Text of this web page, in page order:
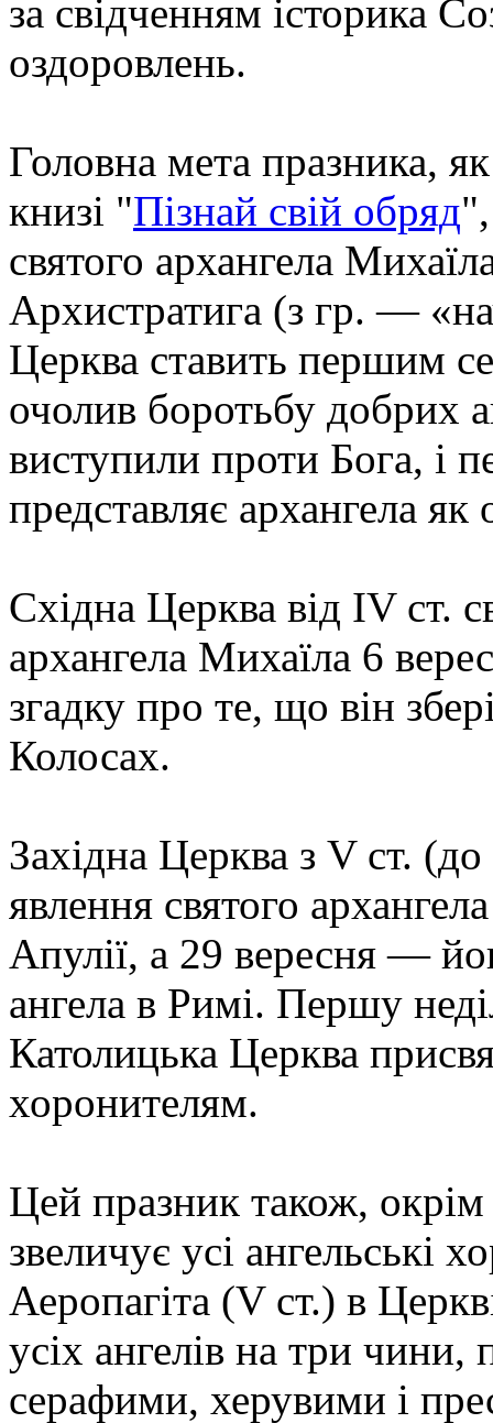
за свідченням історика
оздоровлень.
Головна мета празника,
книзі "Пізнай свій обряд
святого архангела
Архистратига (з гр. —
Церква ставить першим
очолив боротьбу добрих
виступили проти Бога, і
представляє архангела
Східна Церква від IV ст.
архангела Михаїла 6
згадку про те, що він
Колосах.
Західна Церква з V ст.
явлення святого
Апулії, а 29 вересня —
ангела в Римі. Першу
Католицька Церква
хоронителям.
Цей празник також,
звеличує усі ангельські
Аеропагіта (V ст.) в
усіх ангелів на три
серафими, херувими і